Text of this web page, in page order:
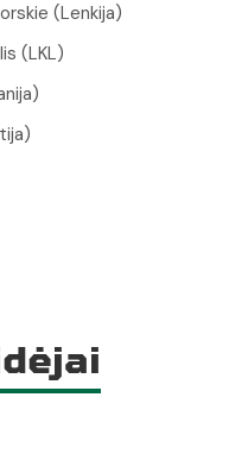
(Lenkija)
(LKL)